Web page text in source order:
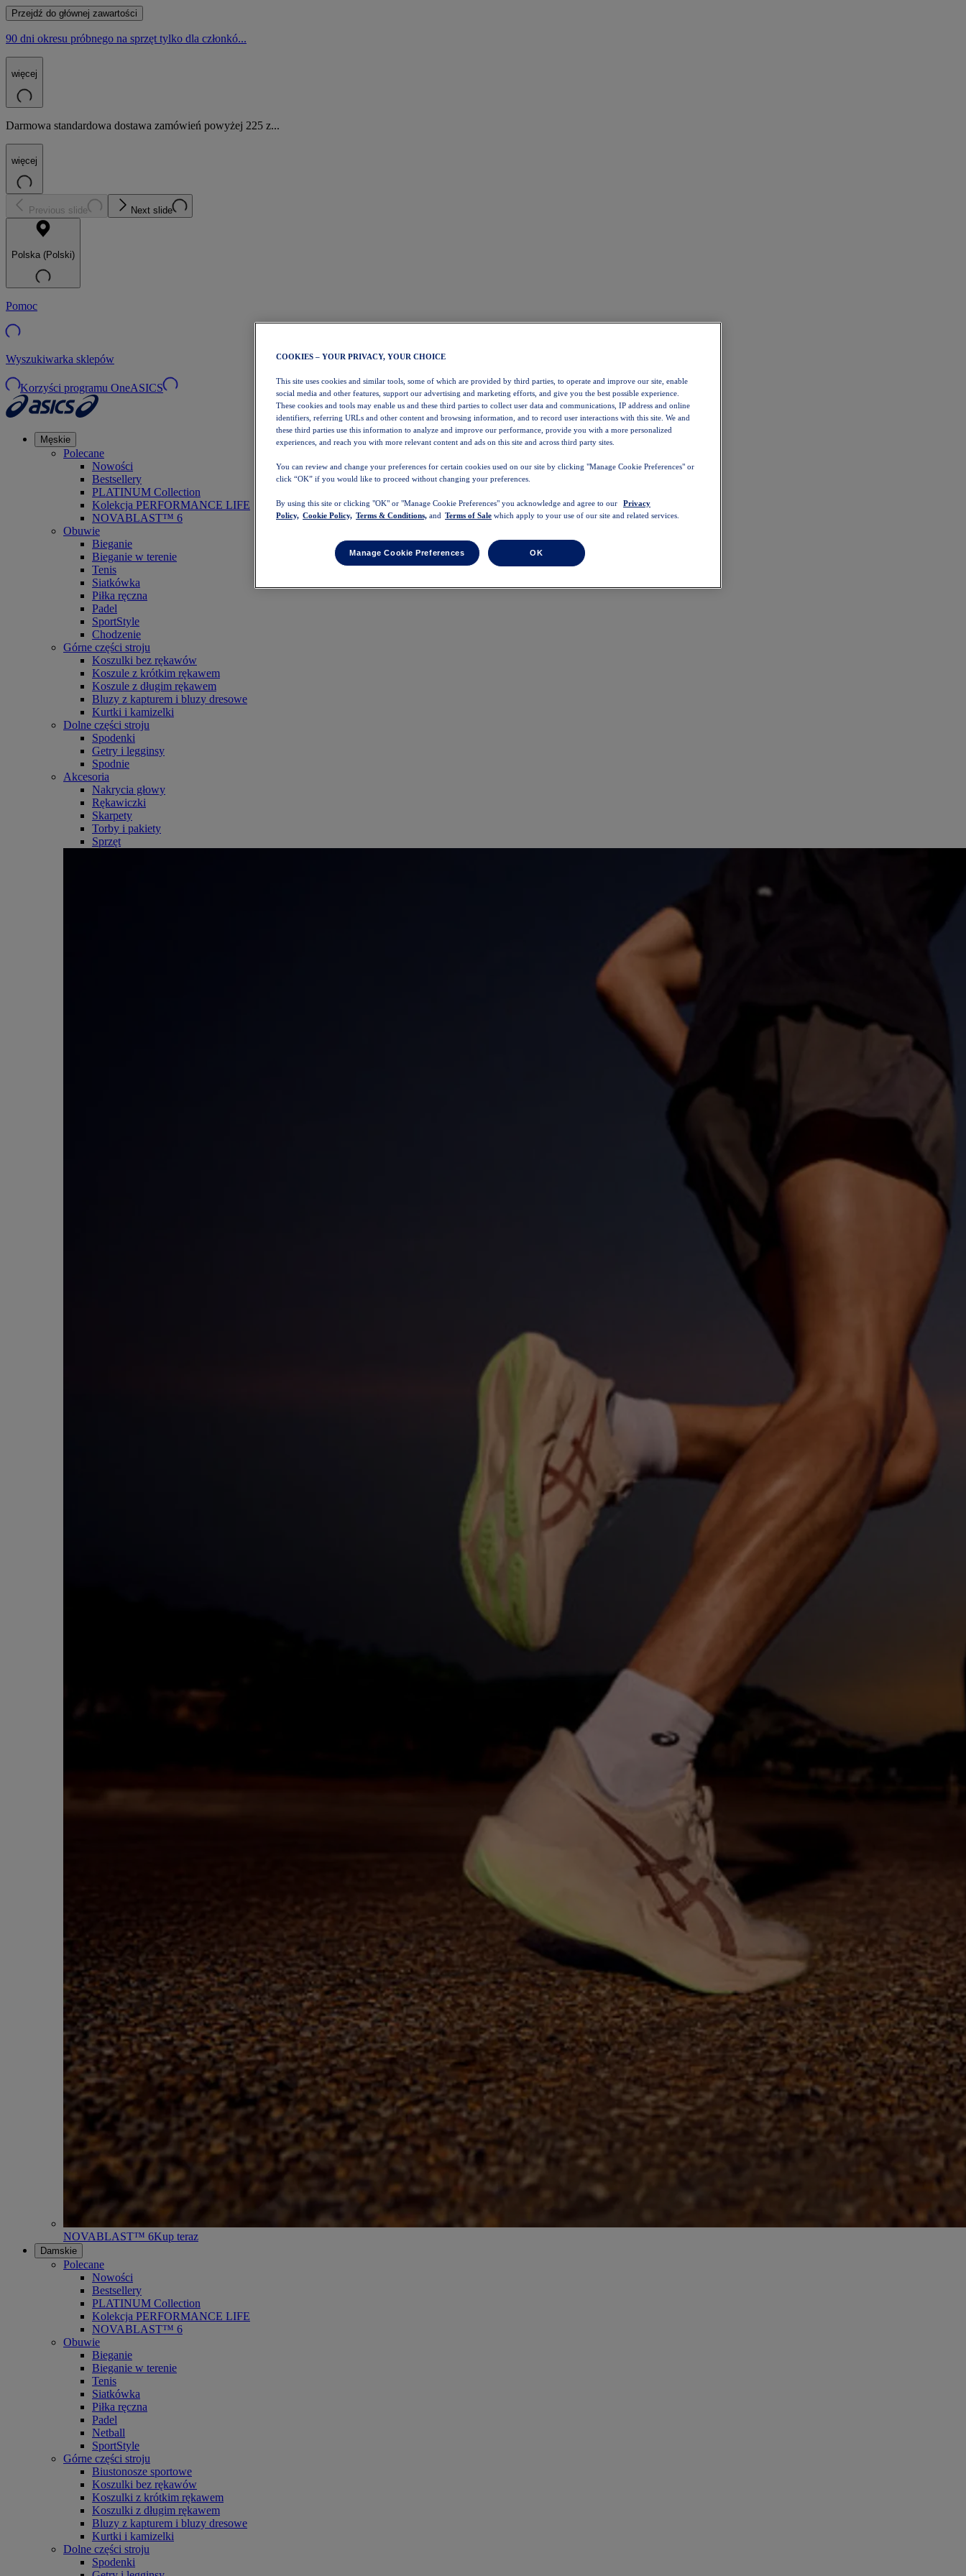
Przejdź do głównej zawartości
90 dni okresu próbnego na sprzęt tylko dla członkó...
więcej
Darmowa standardowa dostawa zamówień powyżej 225 z...
więcej
Previous slide Next slide
Polska (Polski)
Pomoc
Wyszukiwarka sklepów
Korzyści programu OneASICS
Męskie
Polecane
Nowości
Bestsellery
PLATINUM Collection
Kolekcja PERFORMANCE LIFE
NOVABLAST™ 6
Obuwie
Bieganie
Bieganie w terenie
Tenis
Siatkówka
Piłka ręczna
Padel
SportStyle
Chodzenie
Górne części stroju
Koszulki bez rękawów
Koszule z krótkim rękawem
Koszule z długim rękawem
Bluzy z kapturem i bluzy dresowe
Kurtki i kamizelki
Dolne części stroju
Spodenki
Getry i legginsy
Spodnie
Akcesoria
Nakrycia głowy
Rękawiczki
Skarpety
Torby i pakiety
Sprzęt
NOVABLAST™ 6Kup teraz
Damskie
Polecane
Nowości
Bestsellery
PLATINUM Collection
Kolekcja PERFORMANCE LIFE
NOVABLAST™ 6
Obuwie
Bieganie
Bieganie w terenie
Tenis
Siatkówka
Piłka ręczna
Padel
Netball
SportStyle
Górne części stroju
Biustonosze sportowe
Koszulki bez rękawów
Koszulki z krótkim rękawem
Koszulki z długim rękawem
Bluzy z kapturem i bluzy dresowe
Kurtki i kamizelki
Dolne części stroju
Spodenki
COOKIES – YOUR PRIVACY, YOUR CHOICE
This site uses cookies and similar tools, some of which are provided by third parties, to operate and improve our site, enable
social media and other features, support our advertising and marketing efforts, and give you the best possible experience.
These cookies and tools may enable us and these third parties to collect user data and communications, IP address and online
identifiers, referring URLs and other content and browsing information, and to record user interactions with this site. We and
these third parties use this information to analyze and improve our performance, provide you with a more personalized
experiences, and reach you with more relevant content and ads on this site and across third party sites.
You can review and change your preferences for certain cookies used on our site by clicking "Manage Cookie Preferences" or
click “OK” if you would like to proceed without changing your preferences.
By using this site or clicking "OK" or "Manage Cookie Preferences" you acknowledge and agree to our
Privacy
Policy, Cookie Policy, Terms & Conditions, and Terms of Sale which apply to your use of our site and related services.
Manage Cookie Preferences OK